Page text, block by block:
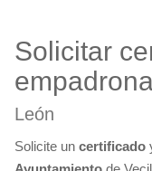
Solicitar
León
Solicite un certificado